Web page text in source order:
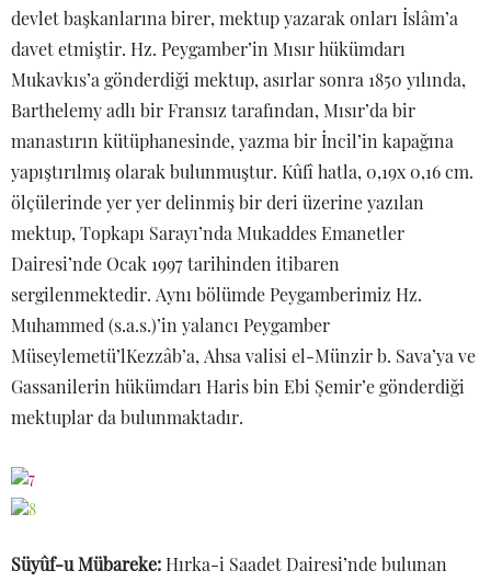
devlet başkanlarına birer, mektup yazarak onları İslâm’a
davet etmiştir. Hz. Peygamber’in Mısır hükümdarı
Mukavkıs’a gönderdiği mektup, asırlar sonra 1850 yılında,
Barthelemy adlı bir Fransız tarafından, Mısır’da bir
manastırın kütüphanesinde, yazma bir İncil’in kapağına
yapıştırılmış olarak bulunmuştur. Kûfî hatla, 0,19x 0,16 cm.
ölçülerinde yer yer delinmiş bir deri üzerine yazılan
mektup, Topkapı Sarayı’nda Mukaddes Emanetler
Dairesi’nde Ocak 1997 tarihinden itibaren
sergilenmektedir. Aynı bölümde Peygamberimiz Hz.
Muhammed (s.a.s.)’in yalancı Peygamber
Müseylemetü’lKezzâb’a, Ahsa valisi el-Münzir b. Sava’ya ve
Gassanilerin hükümdarı Haris bin Ebi Şemir’e gönderdiği
mektuplar da bulunmaktadır.
Süyûf-u Mübareke:Hırka-i Saadet Dairesi’nde bulunan